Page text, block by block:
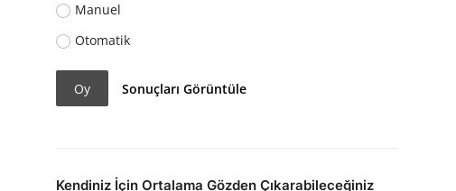
Manuel
Otomatik
Oy Sonuçları Görüntüle
Kendiniz İçin Ortalama Gözden Çıkarabileceğiniz